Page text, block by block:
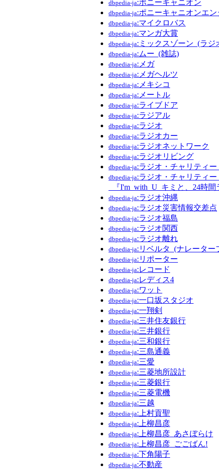
dbpedia-ja:ポニーキャニオン
dbpedia-ja:ポニーキャニオンエ
dbpedia-ja:マイクロバス
dbpedia-ja:マンガ大賞
dbpedia-ja:ミックスゾーン_(ラジ
dbpedia-ja:ムー_(雑誌)
dbpedia-ja:メガ
dbpedia-ja:メガヘルツ
dbpedia-ja:メキシコ
dbpedia-ja:メートル
dbpedia-ja:ライブドア
dbpedia-ja:ラジアル
dbpedia-ja:ラジオ
dbpedia-ja:ラジオカー
dbpedia-ja:ラジオネットワーク
dbpedia-ja:ラジオリビング
dbpedia-ja:ラジオ・チャリティ
dbpedia-ja:ラジオ・チャリティ
_『I'm_with_U_キミと、24時
dbpedia-ja:ラジオ沖縄
dbpedia-ja:ラジオ災害情報交差点
dbpedia-ja:ラジオ福島
dbpedia-ja:ラジオ関西
dbpedia-ja:ラジオ離れ
dbpedia-ja:リベルタ_(ナレーター
dbpedia-ja:リポーター
dbpedia-ja:レコード
dbpedia-ja:レディス4
dbpedia-ja:ワット
dbpedia-ja:一口坂スタジオ
dbpedia-ja:一翔剣
dbpedia-ja:三井住友銀行
dbpedia-ja:三井銀行
dbpedia-ja:三和銀行
dbpedia-ja:三島通義
dbpedia-ja:三愛
dbpedia-ja:三菱地所設計
dbpedia-ja:三菱銀行
dbpedia-ja:三菱電機
dbpedia-ja:三越
dbpedia-ja:上村貢聖
dbpedia-ja:上柳昌彦
dbpedia-ja:上柳昌彦_あさぼらけ
dbpedia-ja:上柳昌彦_ごごばん!
dbpedia-ja:下角陽子
dbpedia-ja:不動産